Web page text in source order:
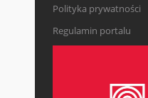
Polityka prywatności
Regulamin portalu